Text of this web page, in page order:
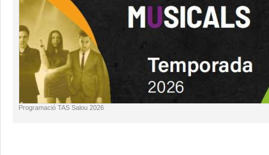
Programació TAS Salou 2026